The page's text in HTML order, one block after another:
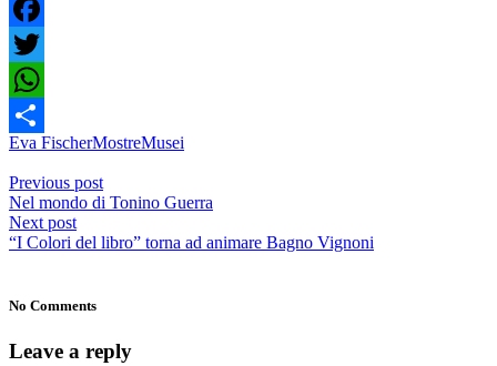
Facebook
Twitter
WhatsApp
Condividi
Eva FischerMostreMusei
Previous post
Nel mondo di Tonino Guerra
Next post
“I Colori del libro” torna ad animare Bagno Vignoni
No Comments
Leave a reply